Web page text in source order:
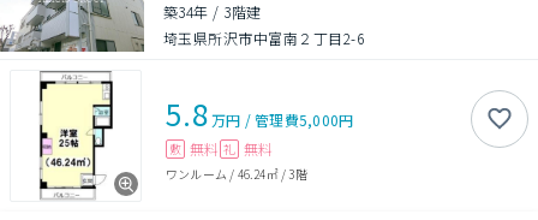
築34年 / 3階建
埼玉県所沢市中富南２丁目2-6
5.8万円 /管理費5,000円
敷 無料 礼 無料
ワンルーム / 46.24㎡/3階